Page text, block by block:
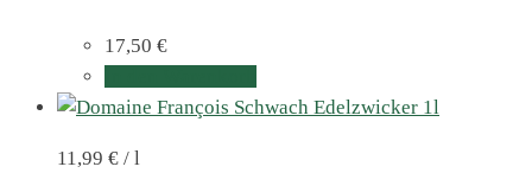
17,50 €
11,99 € / l